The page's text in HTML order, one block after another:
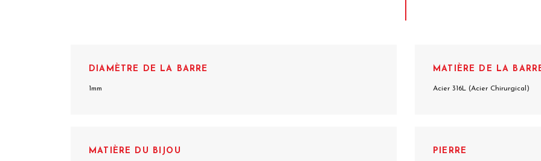
DIAMÈTRE DE LA BARRE
1mm
MATIÈRE DE LA
Acier 316L (Acier Chirurgical)
MATIÈRE DU BIJOU PIERRE